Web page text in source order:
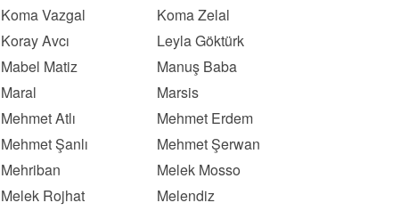
Koma Vazgal
Koma Zelal
Koray Avcı
Leyla Göktürk
Mabel Matiz
Manuş Baba
Maral
Marsis
Mehmet Atlı
Mehmet Erdem
Mehmet Şanlı
Mehmet Şerwan
Mehriban
Melek Mosso
Melek Rojhat
Melendiz